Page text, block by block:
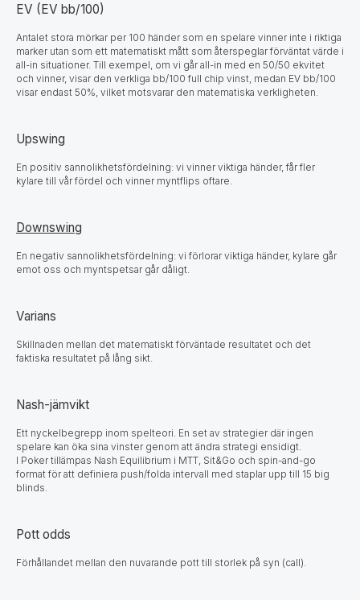
EV (EV bb/100)
Antalet stora mörkar per 100 händer som en spelare vinner inte i riktiga
marker utan som ett matematiskt mått som återspeglar förväntat värde i
all-in situationer. Till exempel, om vi går all-in med en 50/50 ekvitet
och vinner, visar den verkliga bb/100 full chip vinst, medan EV bb/100
visar endast 50%, vilket motsvarar den matematiska verkligheten.
Upswing
En positiv sannolikhetsfördelning: vi vinner viktiga händer, får fler
kylare till vår fördel och vinner myntflips oftare.
Downswing
En negativ sannolikhetsfördelning: vi förlorar viktiga händer, kylare går
emot oss och myntspetsar går dåligt.
Varians
Skillnaden mellan det matematiskt förväntade resultatet och det
faktiska resultatet på lång sikt.
Nash-jämvikt
Ett nyckelbegrepp inom spelteori. En set av strategier där ingen
spelare kan öka sina vinster genom att ändra strategi ensidigt.
I Poker tillämpas Nash Equilibrium i MTT, Sit&Go och spin-and-go
format för att definiera push/folda intervall med staplar upp till 15 big
blinds.
Pott odds
Förhållandet mellan den nuvarande pott till storlek på syn (call).